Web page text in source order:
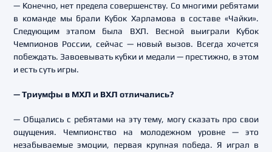
— Конечно, нет предела совершенству. Со многими ребятами
в команде мы брали Кубок Харламова в составе «Чайки».
Следующим этапом была ВХЛ. Весной выиграли Кубок
Чемпионов России, сейчас — новый вызов. Всегда хочется
побеждать. Завоевывать кубки и медали — престижно, в этом
и есть суть игры.
— Триумфы в МХЛ и ВХЛ отличались?
— Общались с ребятами на эту тему, могу сказать про свои
ощущения. Чемпионство на молодежном уровне — это
незабываемые эмоции, первая крупная победа. Я играл в